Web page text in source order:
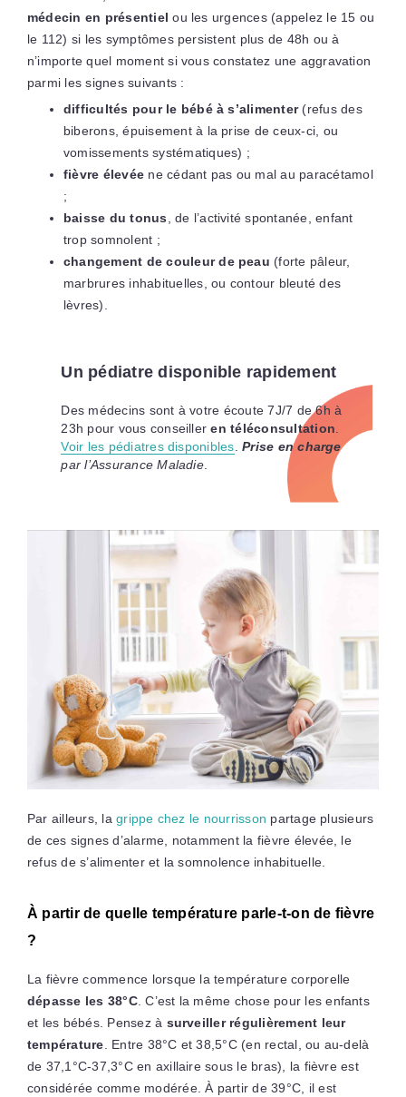
médecin en présentiel ou les urgences (appelez le 15 ou
le 112) si les symptômes persistent plus de 48h ou à
n’importe quel moment si vous constatez une aggravation
parmi les signes suivants :
difficultés pour le bébé à s’alimenter(refus des
biberons, épuisement à la prise de ceux-ci, ou
vomissements systématiques) ;
fièvre élevée ne cédant pas ou mal au paracétamol
;
baisse du tonus , de l’activité spontanée, enfant
trop somnolent ;
changement de couleur de peau (forte pâleur,
marbrures inhabituelles, ou contour bleuté des
lèvres).
Un pédiatre disponible rapidement
Des médecins sont à votre écoute 7J/7 de 6h à
23h pour vous conseilleren téléconsultation
Voir les pédiatres disponibles .Prise en charge
par l’Assurance Maladie.
Par ailleurs, lagrippe chez le nourrisson partage plusieurs
de ces signes d’alarme, notamment la fièvre élevée, le
refus de s’alimenter et la somnolence inhabituelle.
À partir de quelle température parle-t-on de fièvre
?
La fièvre commence lorsque la température corporelle
dépasse les 38°C. C’est la même chose pour les enfants
et les bébés. Pensez à surveiller régulièrement leur
température. Entre 38°C et 38,5°C (en rectal, ou au-delà
de 37,1°C-37,3°C en axillaire sous le bras), la fièvre est
considérée comme modérée. À partir de 39°C, il est